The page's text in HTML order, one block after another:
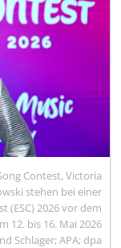
Contest, Victoria
stehen bei einer
(ESC) 2026 vor dem
12. bis 16. Mai 2026
Schlager; APA; dpa